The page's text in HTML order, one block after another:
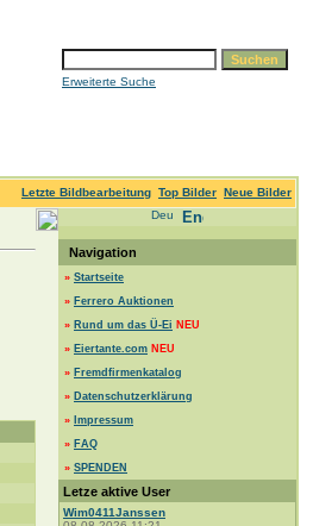
Erweiterte Suche
Letzte Bildbearbeitung Top Bilder Neue Bilder
Navigation
» Startseite
» Ferrero Auktionen
» Rund um das Ü-Ei NEU
» Eiertante.com NEU
» Fremdfirmenkatalog
» Datenschutzerklärung
» Impressum
» FAQ
» SPENDEN
Letze aktive User
Wim0411Janssen